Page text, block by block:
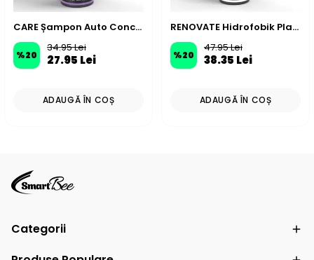
CARE Șampon Auto Concentrat pH Neutru – 1000 ml
%20
34.95 Lei
27.95 Lei
ADAUGĂ ÎN COȘ
RENOVATE Hidrofobik Plastik Aksam, Trim Koruyucu ve Yenileyici - 500 ml
%20
47.95 Lei
38.35 Lei
ADAUGĂ ÎN COȘ
Categorii